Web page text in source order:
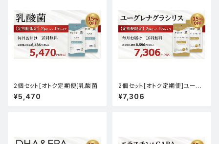
2個セット[オトク定期便]乳酸菌
¥5,470
2個セット[オトク定期便]ユーグ
レナグラシリス
¥7,306